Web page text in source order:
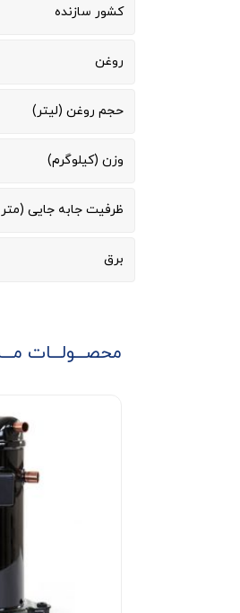
کشور سازنده
روغن
حجم روغن (لیتر)
وزن (کیلوگرم)
ظرفیت جابه جایی
برق
محصـــولـــات